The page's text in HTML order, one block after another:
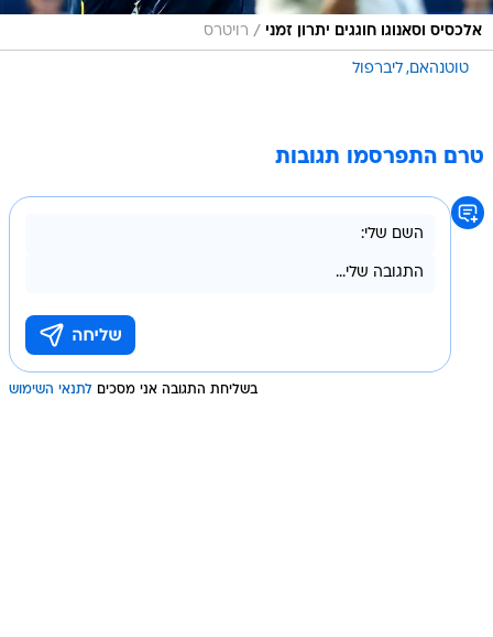
אלכסיס וסאנוגו חוגגים יתרון זמני / רויטרס
טוטנהאם ליברפול
טרם התפרסמו תגובות
בשליחת התגובה אני מסכים לתנאי השימוש